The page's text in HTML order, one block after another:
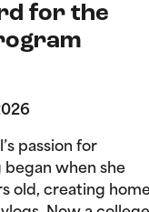
for the
passion for
when she
old, creating